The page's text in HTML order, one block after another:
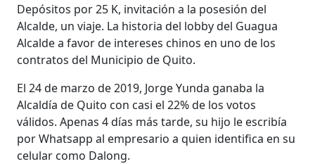
Depósitos por 25 K, invitación a la posesión del
Alcalde, un viaje. La historia del lobby del Guagua
Alcalde a favor de intereses chinos en uno de los
contratos del Municipio de Quito.
El 24 de marzo de 2019, Jorge Yunda ganaba la
Alcaldía de Quito con casi el 22% de los votos
válidos. Apenas 4 días más tarde, su hijo le escribía
por Whatsapp al empresario a quien identifica en su
celular como Dalong.